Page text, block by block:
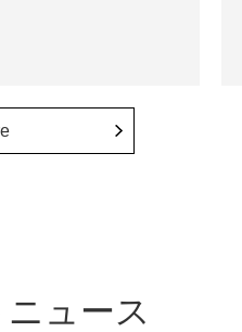
ュース